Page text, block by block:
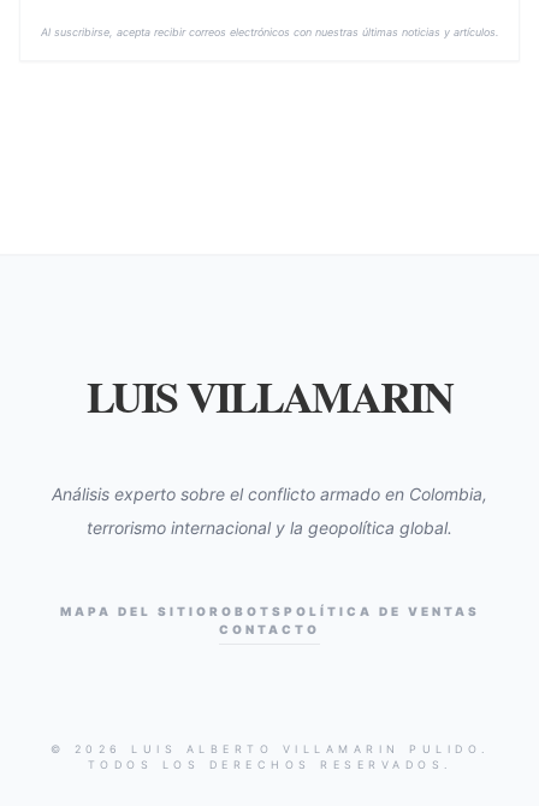
Al suscribirse, acepta recibir correos electrónicos con nuestras últimas noticias y artículos.
LUIS VILLAMARIN
Análisis experto sobre el conflicto armado en Colombia,
terrorismo internacional y la geopolítica global.
MAPA DEL SITIO ROBOTS POLÍTICA DE VENTAS
CONTACTO
© 2026 LUIS ALBERTO VILLAMARIN PULIDO.
TODOS LOS DERECHOS RESERVADOS.